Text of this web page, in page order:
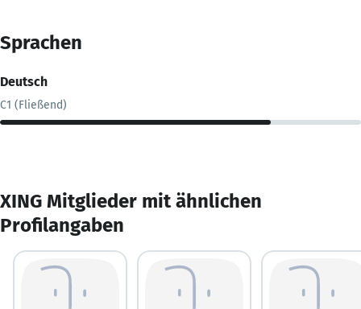
Sprachen
Deutsch
C1 (Fließend)
XING Mitglieder mit ähnlichen
Profilangaben